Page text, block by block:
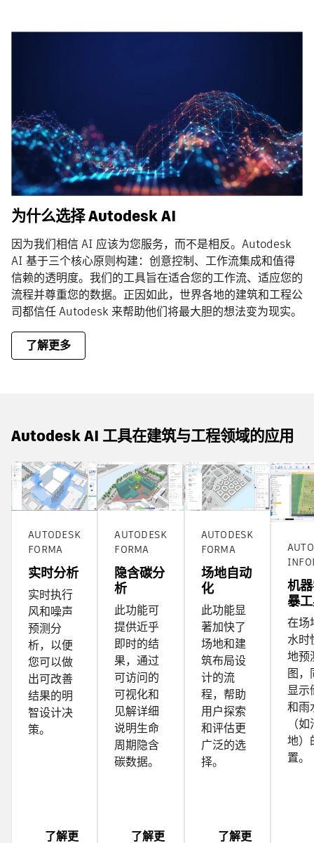
为什么选择 Autodesk AI
因为我们相信 AI 应该为您服务，而不是相反。Autodesk
AI 基于三个核心原则构建：创意控制、工作流集成和值得
信赖的透明度。我们的工具旨在适合您的工作流、适应您的
流程并尊重您的数据。正因如此，世界各地的建筑和工程公
司都信任 Autodesk 来帮助他们将最大胆的想法变为现实。
了解更多
Autodesk AI 工具在建筑与工程领域的应用
AUTODESK
FORMA
实时分析
实时执行
风和噪声
预测分
析，以便
您可以做
出可改善
结果的明
智设计决
策。
了解更
AUTODESK
FORMA
隐含碳分
析
此功能可
提供近乎
即时的结
果，通过
可访问的
可视化和
见解详细
说明生命
周期隐含
碳数据。
了解更
AUTODESK
FORMA
场地自动
化
此功能显
著加快了
场地和建
筑布局设
计的流
程，帮助
用户探索
和评估更
广泛的选
择。
了解更
机
暴
在场
水时
地预
图，
显示
和雨
（
地）
置。